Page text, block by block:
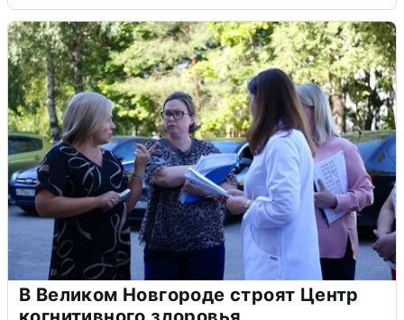
В Великом Новгороде строят Центр